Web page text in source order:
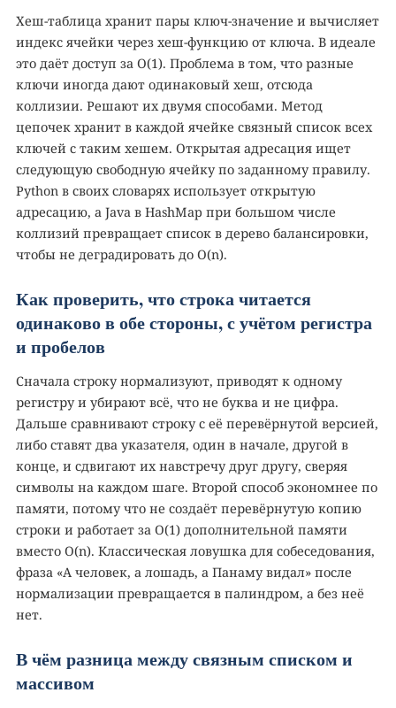
Хеш-таблица хранит пары ключ-значение и вычисляет
индекс ячейки через хеш-функцию от ключа. В идеале
это даёт доступ за O(1). Проблема в том, что разные
ключи иногда дают одинаковый хеш, отсюда
коллизии. Решают их двумя способами. Метод
цепочек хранит в каждой ячейке связный список всех
ключей с таким хешем. Открытая адресация ищет
следующую свободную ячейку по заданному правилу.
Python в своих словарях использует открытую
адресацию, а Java в HashMap при большом числе
коллизий превращает список в дерево балансировки,
чтобы не деградировать до O(n).
Как проверить, что строка читается
одинаково в обе стороны, с учётом регистра
и пробелов
Сначала строку нормализуют, приводят к одному
регистру и убирают всё, что не буква и не цифра.
Дальше сравнивают строку с её перевёрнутой версией,
либо ставят два указателя, один в начале, другой в
конце, и сдвигают их навстречу друг другу, сверяя
символы на каждом шаге. Второй способ экономнее по
памяти, потому что не создаёт перевёрнутую копию
строки и работает за O(1) дополнительной памяти
вместо O(n). Классическая ловушка для собеседования,
фраза «А человек, а лошадь, а Панаму видал» после
нормализации превращается в палиндром, а без неё
нет.
В чём разница между связным списком и
массивом